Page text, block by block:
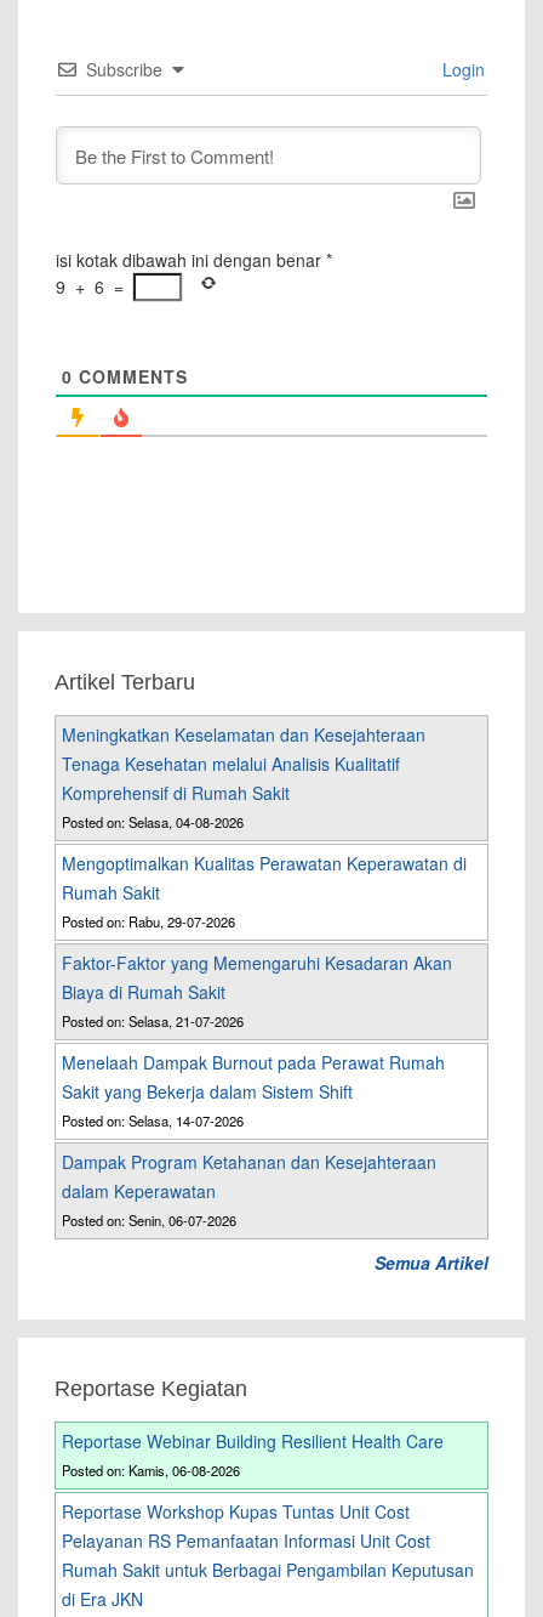
Subscribe Login
isi kotak dibawah ini dengan benar *
9 + 6 =
0 COMMENTS
Artikel Terbaru
Meningkatkan Keselamatan dan Kesejahteraan
Tenaga Kesehatan melalui Analisis Kualitatif
Komprehensif di Rumah Sakit
Posted on: Selasa, 04-08-2026
Mengoptimalkan Kualitas Perawatan Keperawatan di
Rumah Sakit
Posted on: Rabu, 29-07-2026
Faktor-Faktor yang Memengaruhi Kesadaran Akan
Biaya di Rumah Sakit
Posted on: Selasa, 21-07-2026
Menelaah Dampak Burnout pada Perawat Rumah
Sakit yang Bekerja dalam Sistem Shift
Posted on: Selasa, 14-07-2026
Dampak Program Ketahanan dan Kesejahteraan
dalam Keperawatan
Posted on: Senin, 06-07-2026
Semua Artikel
Reportase Kegiatan
Reportase Webinar Building Resilient Health Care
Posted on: Kamis, 06-08-2026
Reportase Workshop Kupas Tuntas Unit Cost
Pelayanan RS Pemanfaatan Informasi Unit Cost
Rumah Sakit untuk Berbagai Pengambilan Keputusan
di Era JKN